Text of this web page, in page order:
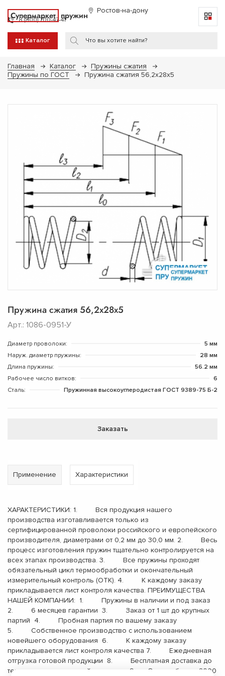
Супермаркет пружин Ростов-на-дону
8 (800) 700-47-41
Каталог
Главная Каталог
Пружины сжатия
Пружины по ГОСТ
Пружина сжатия 56,2х28х5
Пружина сжатия 56,2х28х5
Арт.: 1086-0951-У
Диаметр проволоки:
5 мм
Наруж. диаметр пружины:
28 мм
Длина пружины:
56.2 мм
Рабочее число витков:
6
Сталь:
Пружинная высокоуглеродистая ГОСТ 9389-75 Б-2
Заказать
Применение Характеристики
ХАРАКТЕРИСТИКИ: 1. Вся продукция нашего
производства изготавливается только из
сертифицированной проволоки российского и европейского
производителя, диаметрами от 0,2 мм до 30,0 мм. 2. Весь
процесс изготовления пружин тщательно контролируется на
всех этапах производства. 3. Все пружины проходят
обязательный цикл термообработки и окончательный
измерительный контроль (ОТК). 4. К каждому заказу
прикладывается лист контроля качества. ПРЕИМУЩЕСТВА
НАШЕЙ КОМПАНИИ: 1. Пружины в наличии и под заказ
2. 6 месяцев гарантии 3. Заказ от 1 шт до крупных
партий 4. Пробная партия по вашему заказу
5. Собственное производство с использованием
новейшего оборудования 6. К каждому заказу
прикладывается лист контроля качества 7. Ежедневная
отгрузка готовой продукции 8. Бесплатная доставка до
терминала транспортной компании 9. Опыт работы с 2000